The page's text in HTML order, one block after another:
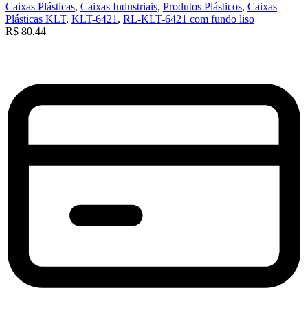
Caixas Plásticas, Caixas Industriais, Produtos Plásticos, Caixas
Plásticas KLT, KLT-6421 , RL-KLT-6421 com fundo liso
R$ 80,44